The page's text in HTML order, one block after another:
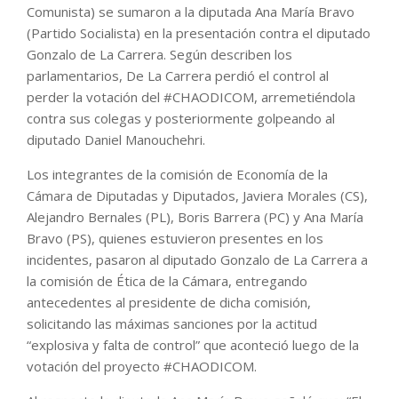
Comunista) se sumaron a la diputada Ana María Bravo
(Partido Socialista) en la presentación contra el diputado
Gonzalo de La Carrera. Según describen los
parlamentarios, De La Carrera perdió el control al
perder la votación del #CHAODICOM, arremetiéndola
contra sus colegas y posteriormente golpeando al
diputado Daniel Manouchehri.
Los integrantes de la comisión de Economía de la
Cámara de Diputadas y Diputados, Javiera Morales (CS),
Alejandro Bernales (PL), Boris Barrera (PC) y Ana María
Bravo (PS), quienes estuvieron presentes en los
incidentes, pasaron al diputado Gonzalo de La Carrera a
la comisión de Ética de la Cámara, entregando
antecedentes al presidente de dicha comisión,
solicitando las máximas sanciones por la actitud
“explosiva y falta de control” que aconteció luego de la
votación del proyecto #CHAODICOM.